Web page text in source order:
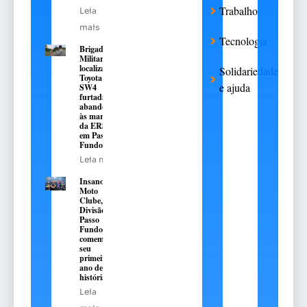
Leia
mais
Brigada
Militar
localiza
Toyota Hilux
SW4
furtada e
abandonada
às margens
da ERS-324,
em Passo
Fundo
Leia mais
Insanos
Moto
Clube,
Divisão
Passo
Fundo,
comemora
seu
primeiro
ano de
história
Leia
Trabalho
Tecnologia
Solidariedade
e ajuda